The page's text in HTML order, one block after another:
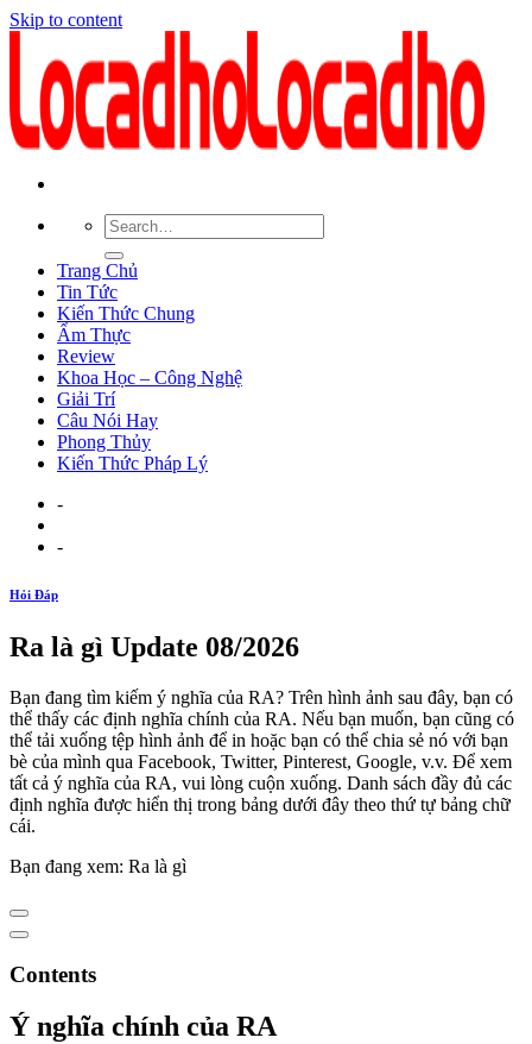
Skip to content
Trang Chủ
Tin Tức
Kiến Thức Chung
Ẩm Thực
Review
Khoa Học – Công Nghệ
Giải Trí
Câu Nói Hay
Phong Thủy
Kiến Thức Pháp Lý
-
-
Hỏi Đáp
Ra là gì Update 08/2026
Bạn đang tìm kiếm ý nghĩa của RA? Trên hình ảnh sau đây, bạn có
thể thấy các định nghĩa chính của RA. Nếu bạn muốn, bạn cũng có
thể tải xuống tệp hình ảnh để in hoặc bạn có thể chia sẻ nó với bạn
bè của mình qua Facebook, Twitter, Pinterest, Google, v.v. Để xem
tất cả ý nghĩa của RA, vui lòng cuộn xuống. Danh sách đầy đủ các
định nghĩa được hiển thị trong bảng dưới đây theo thứ tự bảng chữ
cái.
Bạn đang xem: Ra là gì
Contents
Ý nghĩa chính của RA